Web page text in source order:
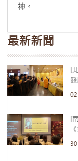
神。
最新新聞
[
[